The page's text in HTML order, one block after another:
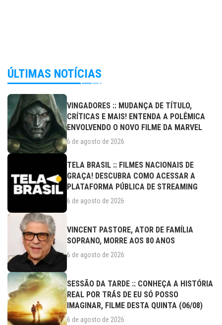
ÚLTIMAS NOTÍCIAS
VINGADORES :: MUDANÇA DE TÍTULO,
CRÍTICAS E MAIS! ENTENDA A POLÊMICA
ENVOLVENDO O NOVO FILME DA MARVEL
6 de agosto de 2026
TELA BRASIL :: FILMES NACIONAIS DE
GRAÇA! DESCUBRA COMO ACESSAR A
PLATAFORMA PÚBLICA DE STREAMING
6 de agosto de 2026
VINCENT PASTORE, ATOR DE FAMÍLIA
SOPRANO, MORRE AOS 80 ANOS
6 de agosto de 2026
SESSÃO DA TARDE :: CONHEÇA A HISTÓRIA
REAL POR TRÁS DE EU SÓ POSSO
IMAGINAR, FILME DESTA QUINTA (06/08)
6 de agosto de 2026